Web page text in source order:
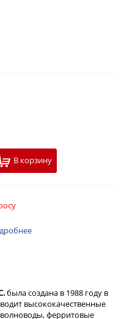
В корзину
была создана в 1988 году в
высококачественные
ферритовые